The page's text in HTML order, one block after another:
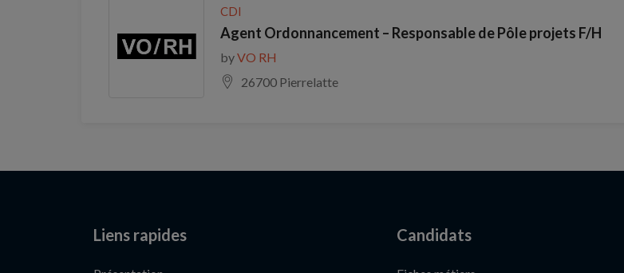
CDI
Agent Ordonnancement – Responsable de Pôle projets F/H
byVO RH
26700 Pierrelatte
Liens rapides Candidats